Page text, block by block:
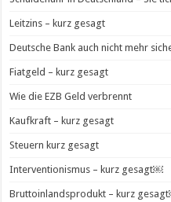
Leitzins – kurz gesagt
Deutsche Bank auch nicht mehr
Fiatgeld – kurz gesagt
Wie die EZB Geld verbrennt
Kaufkraft – kurz gesagt
Steuern kurz gesagt
Interventionismus – kurz gesagt￼
Bruttoinlandsprodukt – kurz